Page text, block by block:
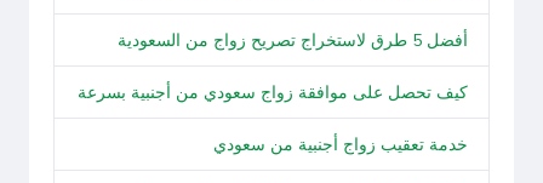
أفضل 5 طرق لاستخراج تصريح زواج من السعودية
كيف تحصل على موافقة زواج سعودي من أجنبية بسرعة
خدمة تعقيب زواج أجنبية من سعودي